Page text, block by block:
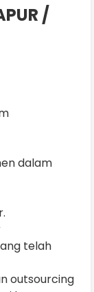
/
dalam
telah
outsourcing